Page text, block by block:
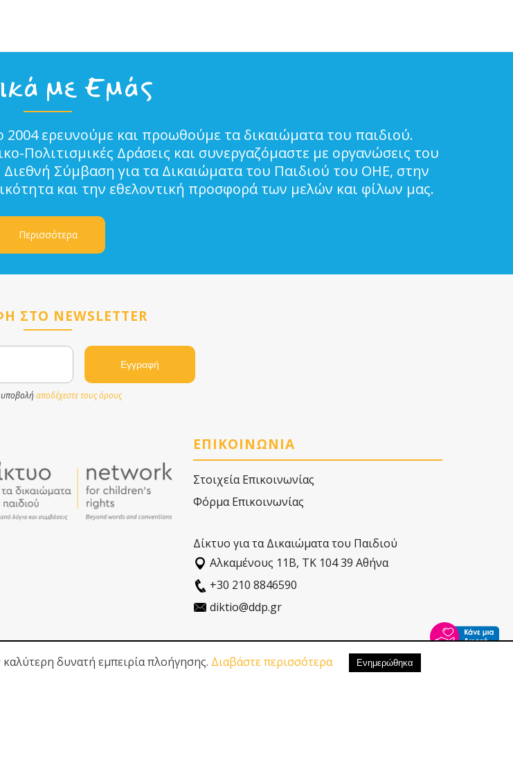
με Εμάς
ερευνούμε και προωθούμε τα δικαιώματα του παιδιού.
Πολιτισμικές Δράσεις και συνεργαζόμαστε με οργανώσεις του
Σύμβαση για τα Δικαιώματα του Παιδιού του ΟΗΕ, στην
και την εθελοντική προσφορά των μελών και φίλων μας.
Περισσότερα
ΣΤΟ NEWSLETTER
Name
αποδέχεστε τους όρους
ΕΠΙΚΟΙΝΩΝΙΑ
Στοιχεία Επικοινωνίας
Φόρμα Επικοινωνίας
Δίκτυο για τα Δικαιώματα του Παιδιού
Αλκαµένους 11Β, ΤΚ 104 39 Αθήνα
+30 210 8846590
diktio@ddp.gr
δυνατή εμπειρία πλοήγησης. Διαβάστε περισσότερα